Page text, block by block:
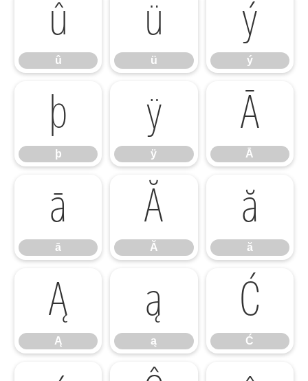
û
û
ü
ü
ý
ý
þ
þ
ÿ
ÿ
Ā
Ā
ā
ā
Ă
Ă
ă
ă
Ą
Ą
ą
ą
Ć
Ć